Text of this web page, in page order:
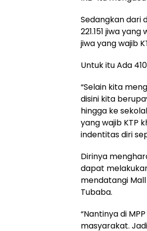
Sedangkan dari
221.151 jiwa
jiwa yang wajib
Untuk itu Ada
“Selain kita
disini kita
hingga ke
yang wajib KTP
indentitas diri
Dirinya
dapat
mendatangi
Tubaba.
“Nantinya di
masyarakat.